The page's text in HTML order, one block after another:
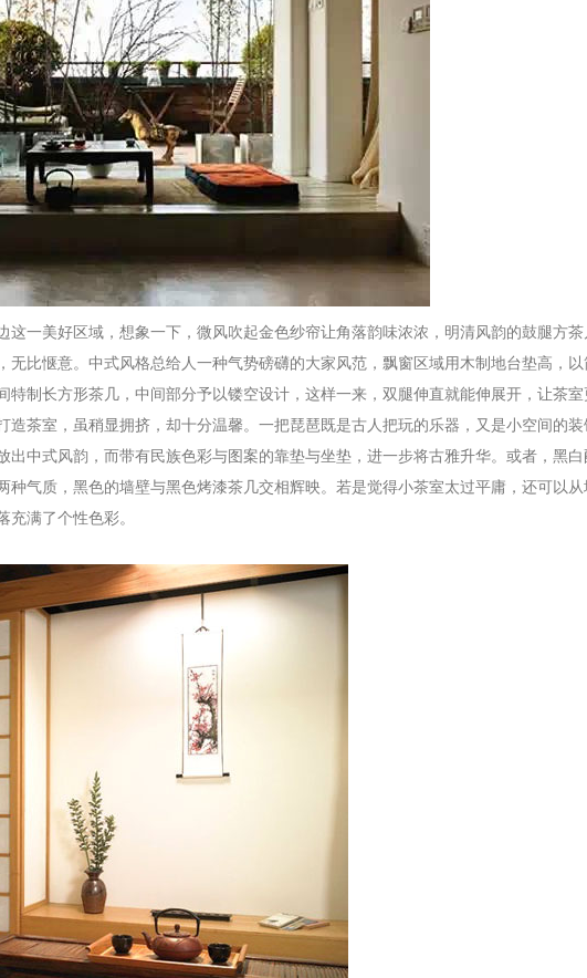
一美好区域，想象一下，微风吹起金色纱帘让角落韵味浓浓，明清风韵的鼓腿方茶
无比惬意。中式风格总给人一种气势磅礴的大家风范，飘窗区域用木制地台垫高，
特制长方形茶几，中间部分予以镂空设计，这样一来，双腿伸直就能伸展开，让茶
造茶室，虽稍显拥挤，却十分温馨。一把琵琶既是古人把玩的乐器，又是小空间的
出中式风韵，而带有民族色彩与图案的靠垫与坐垫，进一步将古雅升华。或者，黑白
种气质，黑色的墙壁与黑色烤漆茶几交相辉映。若是觉得小茶室太过平庸，还可以
充满了个性色彩。